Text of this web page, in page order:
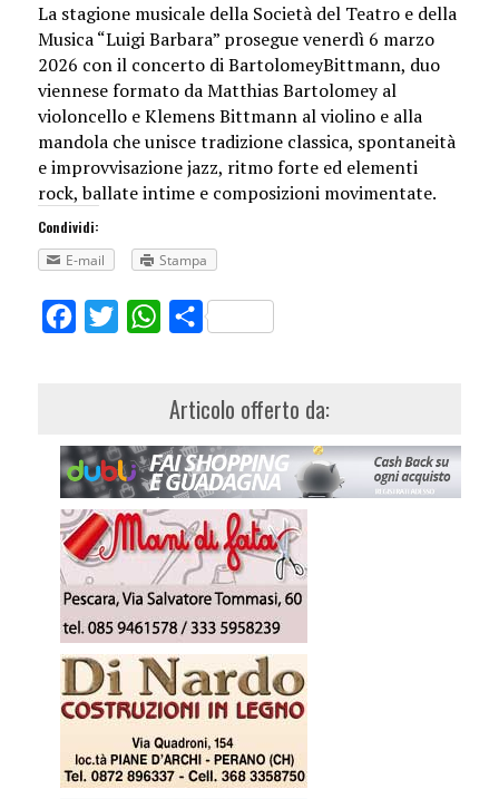
La stagione musicale della Società del Teatro e della
Musica “Luigi Barbara” prosegue venerdì 6 marzo
2026 con il concerto di BartolomeyBittmann, duo
viennese formato da Matthias Bartolomey al
violoncello e Klemens Bittmann al violino e alla
mandola che unisce tradizione classica, spontaneità
e improvvisazione jazz, ritmo forte ed elementi
rock, ballate intime e composizioni movimentate.
Condividi:
E-mail
Stampa
FacebookTwitterWhatsApp
Share
Articolo offerto da: